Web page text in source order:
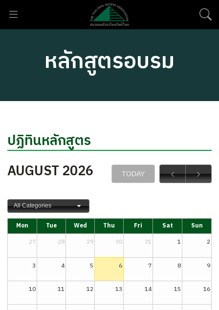
หลักสูตรอบรม
ปฏิทินหลักสูตร
AUGUST 2026 TODAY
All Categories
Mon Tue Wed Thu Fri Sat
Sun
27
28 29 30 31 1 2
3 4 5 6 7 8 9
10 11 12 13 14 15 16